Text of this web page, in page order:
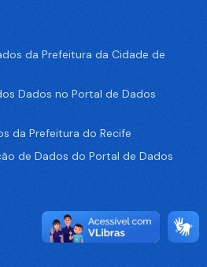
da Prefeitura da Cidade de
Dados no Portal de Dados
da Prefeitura do Recife
de Dados do Portal de Dados